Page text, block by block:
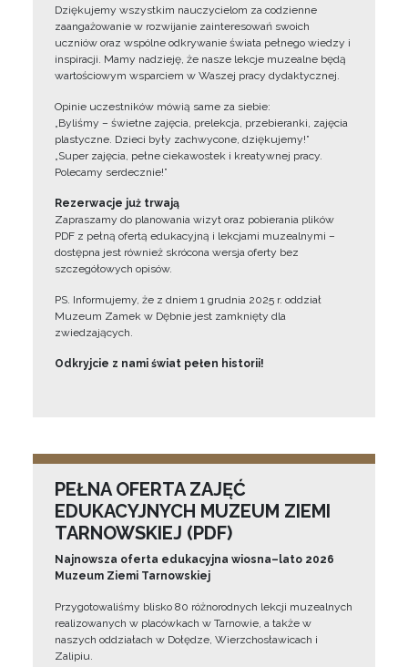
Dziękujemy wszystkim nauczycielom za codzienne
zaangażowanie w rozwijanie zainteresowań swoich
uczniów oraz wspólne odkrywanie świata pełnego wiedzy i
inspiracji. Mamy nadzieję, że nasze lekcje muzealne będą
wartościowym wsparciem w Waszej pracy dydaktycznej.
Opinie uczestników mówią same za siebie:
„Byliśmy – świetne zajęcia, prelekcja, przebieranki, zajęcia
plastyczne. Dzieci były zachwycone, dziękujemy!”
„Super zajęcia, pełne ciekawostek i kreatywnej pracy.
Polecamy serdecznie!”
Rezerwacje już trwają
Zapraszamy do planowania wizyt oraz pobierania plików
PDF z pełną ofertą edukacyjną i lekcjami muzealnymi –
dostępna jest również skrócona wersja oferty bez
szczegółowych opisów.
PS. Informujemy, że z dniem 1 grudnia 2025 r. oddział
Muzeum Zamek w Dębnie jest zamknięty dla
zwiedzających.
Odkryjcie z nami świat pełen historii!
PEŁNA OFERTA ZAJĘĆ
EDUKACYJNYCH MUZEUM ZIEMI
TARNOWSKIEJ (PDF)
Najnowsza oferta edukacyjna wiosna–lato 2026
Muzeum Ziemi Tarnowskiej
Przygotowaliśmy blisko 80 różnorodnych lekcji muzealnych
realizowanych w placówkach w Tarnowie, a także w
naszych oddziałach w Dołędze, Wierzchosławicach i
Zalipiu.